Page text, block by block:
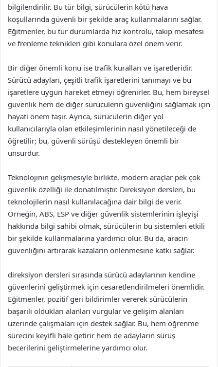
bilgilendirilir. Bu tür bilgi, sürücülerin kötü hava
koşullarında güvenli bir şekilde araç kullanmalarını sağlar.
Eğitmenler, bu tür durumlarda hız kontrolü, takip mesafesi
ve frenleme teknikleri gibi konulara özel önem verir.
Bir diğer önemli konu ise trafik kuralları ve işaretleridir.
Sürücü adayları, çeşitli trafik işaretlerini tanımayı ve bu
işaretlere uygun hareket etmeyi öğrenirler. Bu, hem bireysel
güvenlik hem de diğer sürücülerin güvenliğini sağlamak için
hayati önem taşır. Ayrıca, sürücülerin diğer yol
kullanıcılarıyla olan etkileşimlerinin nasıl yönetileceği de
öğretilir; bu, güvenli sürüşü destekleyen önemli bir
unsurdur.
Teknolojinin gelişmesiyle birlikte, modern araçlar pek çok
güvenlik özelliği ile donatılmıştır. Direksiyon dersleri, bu
teknolojilerin nasıl kullanılacağına dair bilgi de verir.
Örneğin, ABS, ESP ve diğer güvenlik sistemlerinin işleyişi
hakkında bilgi sahibi olmak, sürücülerin bu sistemleri etkili
bir şekilde kullanmalarına yardımcı olur. Bu da, aracın
güvenliğini artırarak kazaların önlenmesine katkı sağlar.
direksiyon dersleri sırasında sürücü adaylarının kendine
güvenlerini geliştirmek için cesaretlendirilmeleri önemlidir.
Eğitmenler, pozitif geri bildirimler vererek sürücülerin
başarılı oldukları alanları vurgular ve gelişim alanları
üzerinde çalışmaları için destek sağlar. Bu, hem öğrenme
sürecini keyifli hale getirir hem de adayların sürüş
becerilerini geliştirmelerine yardımcı olur.